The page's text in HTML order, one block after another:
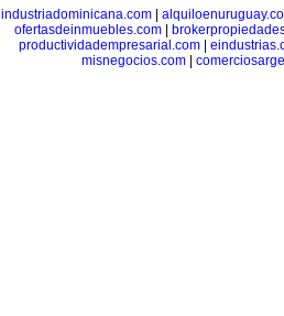
industriadominicana.com
ofertasdeinmuebles.com
productividadempresarial.com|
misnegocios.com